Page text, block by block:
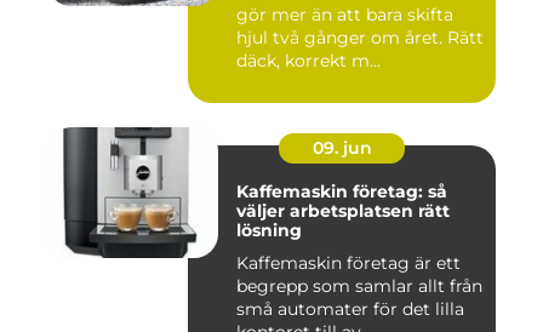
gör mer än att bara skifta
hjul två gånger om året. Rätt
däck, korrekt m...
09. jun
Kaffemaskin företag: så
väljer arbetsplatsen rätt
lösning
Kaffemaskin företag är ett
begrepp som samlar allt från
små automater för det lilla